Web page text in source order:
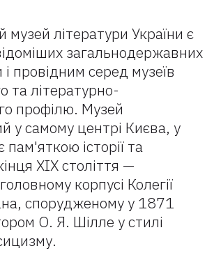
музей літератури України є
загальнодержавних
і провідним серед музеїв
та літературно-
профілю. Музей
у самому центрі Києва, у
історії та
XIX століття —
корпусі Колегії
спорудженому у 1871
О. Я. Шілле у стилі